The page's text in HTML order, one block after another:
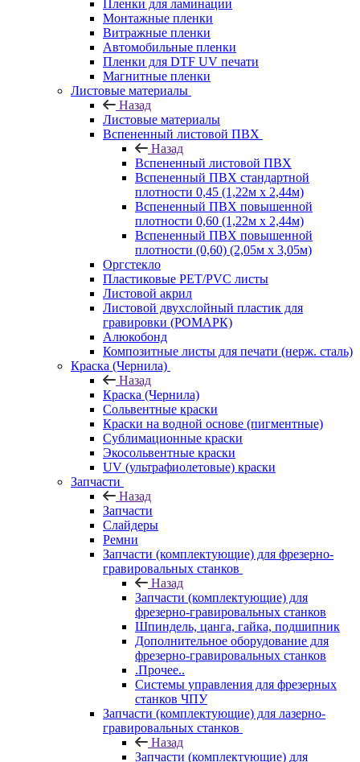
Пленки для ламинации
Монтажные пленки
Витражные пленки
Автомобильные пленки
Пленки для DTF UV печати
Магнитные пленки
Листовые материалы
Назад
Листовые материалы
Вспененный листовой ПВХ
Назад
Вспененный листовой ПВХ
Вспененный ПВХ стандартной
плотности 0,45 (1,22м х 2,44м)
Вспененный ПВХ повышенной
плотности 0,60 (1,22м х 2,44м)
Вспененный ПВХ повышенной
плотности (0,60) (2,05м х 3,05м)
Оргстекло
Пластиковые PET/PVC листы
Листовой акрил
Листовой двухслойный пластик для
гравировки (РОМАРК)
Алюкобонд
Композитные листы для печати (нерж. сталь)
Краска (Чернила)
Назад
Краска (Чернила)
Сольвентные краски
Краски на водной основе (пигментные)
Сублимационные краски
Экосольвентные краски
UV (ультрафиолетовые) краски
Запчасти
Назад
Запчасти
Слайдеры
Ремни
Запчасти (комплектующие) для фрезерно-
гравировальных станков
Назад
Запчасти (комплектующие) для
фрезерно-гравировальных станков
Шпиндель, цанга, гайка, подшипник
Дополнительное оборудование для
фрезерно-гравировальных станков
.Прочее..
Системы управления для фрезерных
станков ЧПУ
Запчасти (комплектующие) для лазерно-
гравировальных станков
Назад
Запчасти (комплектующие) для